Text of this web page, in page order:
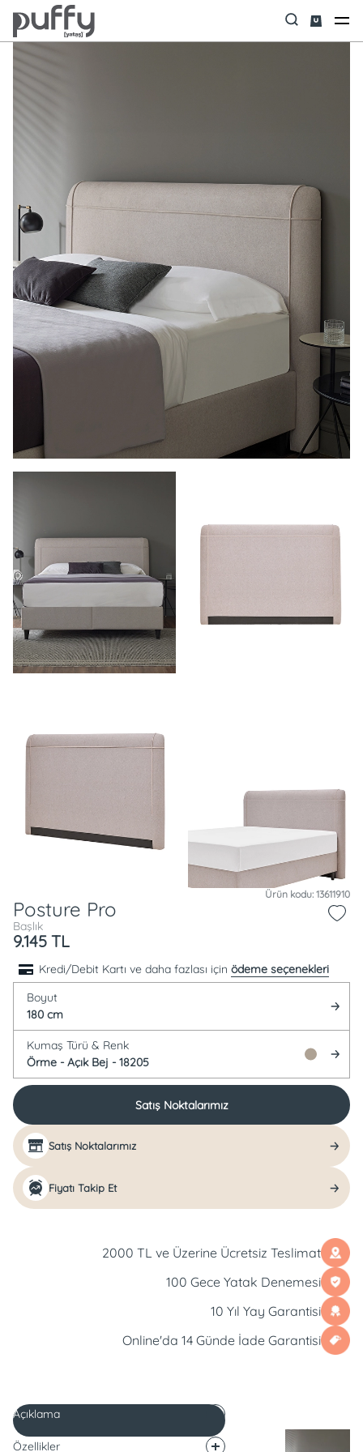
Anasayfa Başlık
Ürün kodu: 13611910
Posture Pro
Başlık
9.145 TL
Kredi/Debit Kartı ve daha fazlası için ödeme seçenekleri
Boyut
180 cm
Kumaş Türü & Renk
Örme - Açık Bej - 18205
Satış Noktalarımız
Satış Noktalarımız
Fiyatı Takip Et
2000 TL ve Üzerine Ücretsiz Teslimat
100 Gece Yatak Denemesi
10 Yıl Yay Garantisi
Online'da 14 Günde İade Garantisi
Açıklama
Özellikler